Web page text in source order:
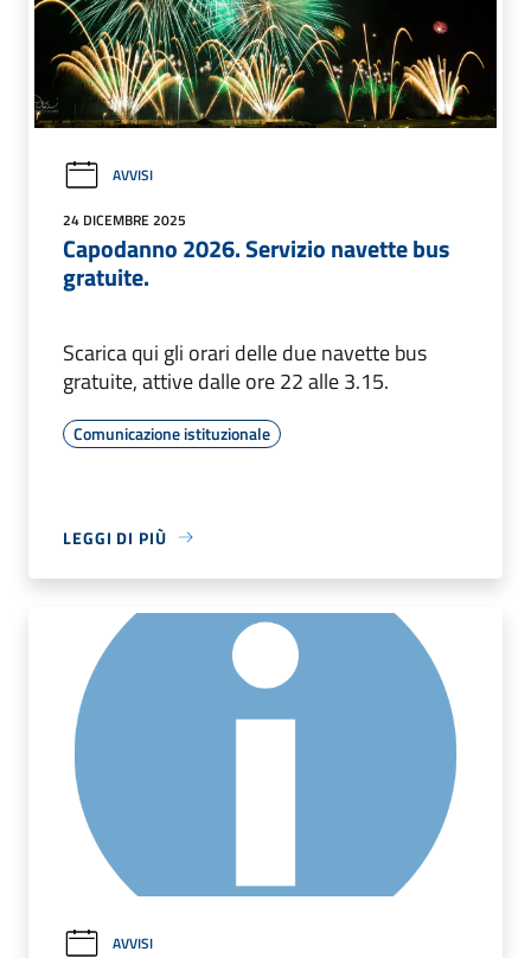
AVVISI
24 DICEMBRE 2025
Capodanno 2026. Servizio navette bus
gratuite.
Scarica qui gli orari delle due navette bus
gratuite, attive dalle ore 22 alle 3.15.
Comunicazione istituzionale
LEGGI DI PIÙ
AVVISI